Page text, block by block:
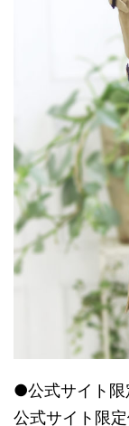
●公式サイト
公式サイト限